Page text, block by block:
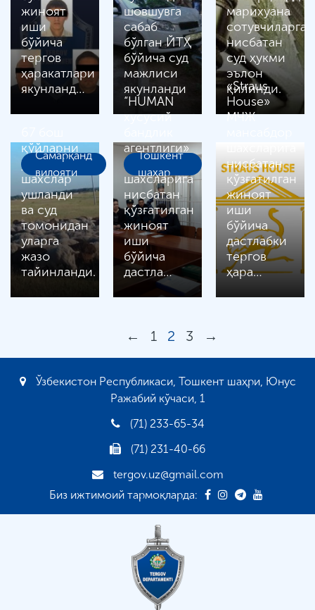
жиноят
иши
бўйича
тергов
ҳаракатлари
якунланд…
шовшувга
сабаб
бўлган ЙТҲ
бўйича суд
мажлиси
якунланди
марихуана
сотувчиларга
нисбатан
суд ҳукми
эълон
қилинди.
Самарқанд
вилояти
қўйларни
ўғирлаган
шахслар
ушланди
ва суд
томонидан
уларга
жазо
тайинланди.
Тошкент
шаҳар
“HUMAN
хусусий
агентлиги»
мансабдор
шахсларига
нисбатан
қўзғатилган
жиноят
иши
бўйича
дастла…
«Straus
House»
МЧЖ
нисбатан
қўзғатилган
жиноят
иши
бўйича
дастлабки
тергов
ҳара…
← 1 2 3 →
Ўзбекистон Республикаси, Тошкент шаҳри, Юнус
Ражабий кўчаси, 1
(71) 233-65-34
(71) 231-40-66
tergov.uz@gmail.com
Биз ижтимоий тармоқларда: